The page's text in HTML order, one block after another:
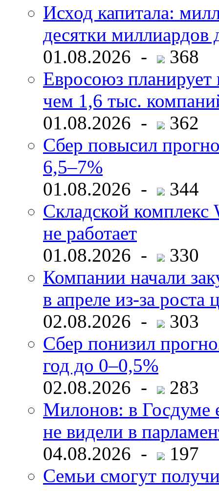
Исход капитала:
десятки миллиардов
01.08.2026 -
368
Евросоюз планирует
чем 1,6 тыс.
01.08.2026 -
362
Сбер повысил
6,5–7%
01.08.2026 -
344
Складской комплекс
не работает
01.08.2026 -
330
Компании начали
в апреле из-за роста
02.08.2026 -
303
Сбер понизил
год до 0–0,5%
02.08.2026 -
283
Милонов: в Госдуме
не видели в
04.08.2026 -
197
Семьи смогут